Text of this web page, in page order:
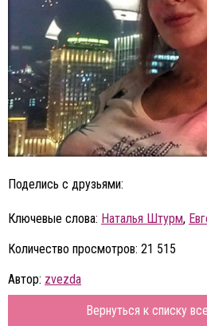
Поделись с друзьями:
Ключевые слова: Наталья Штурм,
Количество просмотров: 21 515
Автор: zvezda
Вернуться к списку